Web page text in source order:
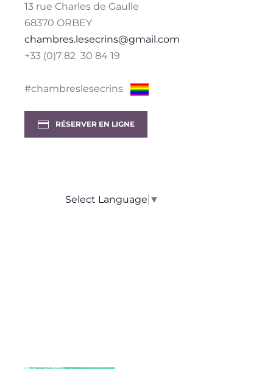
13 rue Charles de Gaulle
68370 ORBEY
chambres.lesecrins@gmail.com
+33 (0)7 82 30 84 19
#chambreslesecrins
RÉSERVER EN LIGNE
Select Language ▼